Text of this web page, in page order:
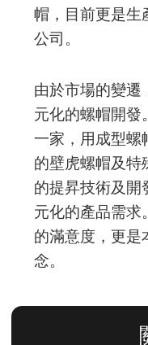
帽，目前更是生
公司。
由於市場的變遷
元化的螺帽開發
一家，用成型螺
的壁虎螺帽及特
的提昇技術及開
元化的產品需求
的滿意度，更是
念。